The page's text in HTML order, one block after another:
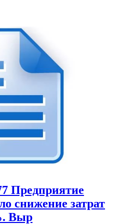
Предприятие
снижение затрат
Выр